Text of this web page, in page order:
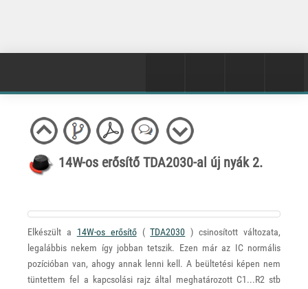
14W-os erősítő TDA2030-al új nyák 2.
Elkészült a 14W-os erősítő(TDA2030 ) csinosított változata,
legalábbis nekem így jobban tetszik. Ezen már az IC normális
pozícióban van, ahogy annak lenni kell. A beültetési képen nem
tüntettem fel a kapcsolási rajz által meghatározott C1...R2 stb